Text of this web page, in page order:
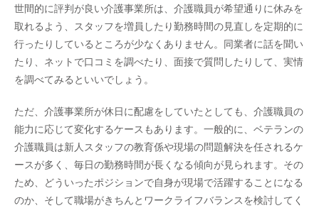
世間的に評判が良い介護事業所は、介護職員が希望通りに休みを
取れるよう、スタッフを増員したり勤務時間の見直しを定期的に
行ったりしているところが少なくありません。同業者に話を聞い
たり、ネットで口コミを調べたり、面接で質問したりして、実情
を調べてみるといいでしょう。
ただ、介護事業所が休日に配慮をしていたとしても、介護職員の
能力に応じて変化するケースもあります。一般的に、ベテランの
介護職員は新人スタッフの教育係や現場の問題解決を任されるケ
ースが多く、毎日の勤務時間が長くなる傾向が見られます。その
ため、どういったポジションで自身が現場で活躍することになる
のか、そして職場がきちんとワークライフバランスを検討してく